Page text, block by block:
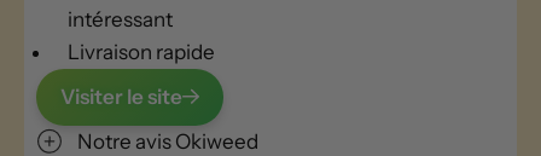
intéressant
Livraison rapide
Visiter le site
Notre avis Okiweed